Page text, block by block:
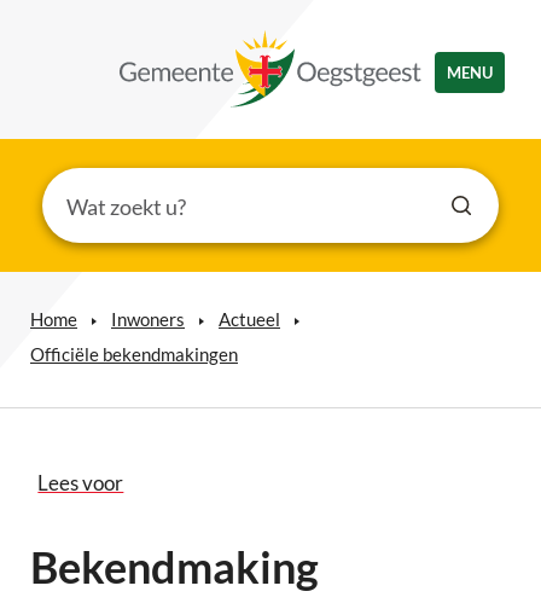
MENU
Home Inwoners
Actueel
Officiële bekendmakingen
Lees voor
Bekendmaking